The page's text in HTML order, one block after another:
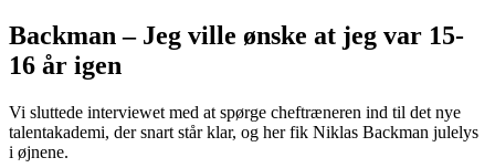
Backman – Jeg ville ønske at jeg var 15-
16 år igen
Vi sluttede interviewet med at spørge cheftræneren ind til det nye
talentakademi, der snart står klar, og her fik Niklas Backman julelys
i øjnene.